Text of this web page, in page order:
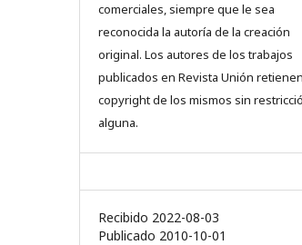
comerciales, siempre que le sea
reconocida la autoría de la creación
original. Los autores de los trabajos
publicados en Revista Unión
copyright de los mismos sin
alguna.
Recibido 2022-08-03
Publicado 2010-10-01